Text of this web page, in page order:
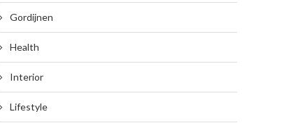
Gordijnen
Health
Interior
Lifestyle